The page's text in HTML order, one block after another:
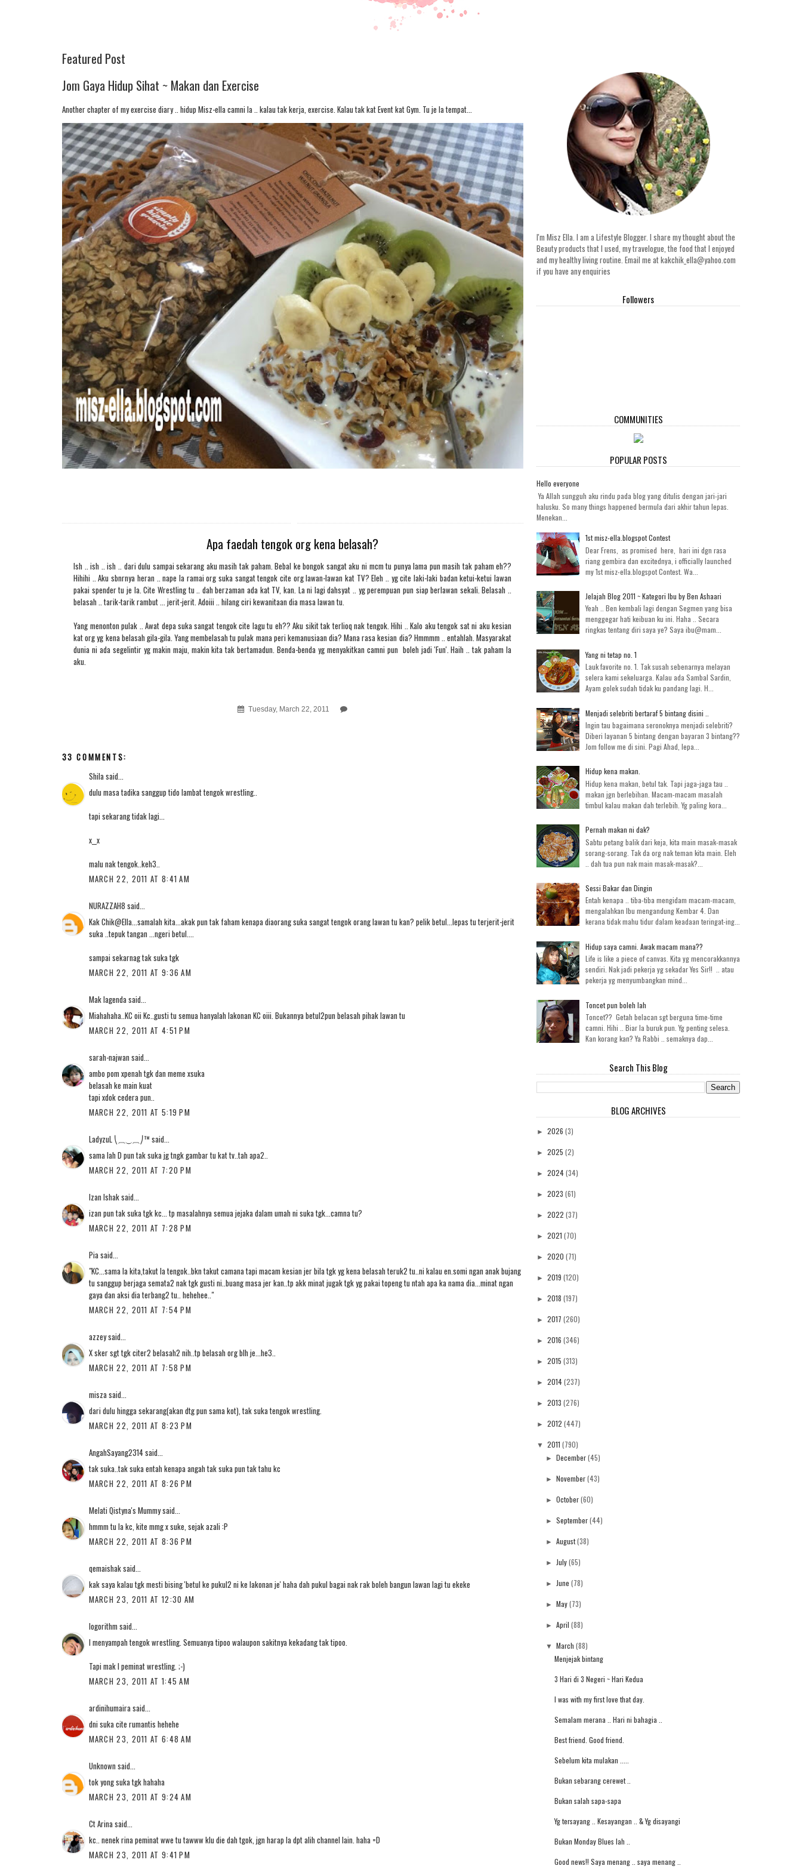
Featured Post
Jom Gaya Hidup Sihat ~ Makan dan Exercise
Another chapter of my exercise diary .. hidup Misz-ella camni la .. kalau tak kerja, exercise. Kalau tak kat Event kat Gym. Tu je la tempat...
Apa faedah tengok org kena belasah?
Ish .. ish .. ish .. dari dulu sampai sekarang aku masih tak paham. Bebal ke bongok sangat aku ni mcm tu punya lama pun masih tak paham eh??
Hihihi .. Aku sbnrnya heran .. nape la ramai org suka sangat tengok cite org lawan-lawan kat TV? Eleh .. yg cite laki-laki badan ketui-ketui lawan
pakai spender tu je la. Cite Wrestling tu .. dah berzaman ada kat TV, kan. La ni lagi dahsyat .. yg perempuan pun siap berlawan sekali. Belasah ..
belasah .. tarik-tarik rambut ... jerit-jerit. Adoiii .. hilang ciri kewanitaan dia masa lawan tu.
Yang menonton pulak .. Awat depa suka sangat tengok cite lagu tu eh?? Aku sikit tak terlioq nak tengok. Hihi .. Kalo aku tengok sat ni aku kesian
kat org yg kena belasah gila-gila. Yang membelasah tu pulak mana peri kemanusiaan dia? Mana rasa kesian dia? Hmmmm .. entahlah. Masyarakat
dunia ni ada segelintir yg makin maju, makin kita tak bertamadun. Benda-benda yg menyakitkan camni pun boleh jadi 'Fun'. Haih .. tak paham la
aku.
Tuesday, March 22, 2011
33 COMMENTS:
Shilasaid...
dulu masa tadika sanggup tido lambat tengok wrestling..
tapi sekarang tidak lagi...
x__x
malu nak tengok..keh3..
MARCH 22, 2011 AT 8:41 AM
NURAZZAH8 said...
Kak Chik@Ella...samalah kita...akak pun tak faham kenapa diaorang suka sangat tengok orang lawan tu kan? pelik betul...lepas tu terjerit-jerit
suka ..tepuk tangan ...ngeri betul....
sampai sekarnag tak suka tgk
MARCH 22, 2011 AT 9:36 AM
Mak lagendasaid...
Miahahaha..KC oii Kc..gusti tu semua hanyalah lakonan KC oiii. Bukannya betul2pun belasah pihak lawan tu
MARCH 22, 2011 AT 4:51 PM
sarah-najwan said...
ambo pom xpenah tgk dan meme xsuka
belasah ke main kuat
tapi xdok cedera pun..
MARCH 22, 2011 AT 5:19 PM
LadyzuL ⎝⏠⏝⏠⎠™ said...
sama lah D pun tak suka jg tngk gambar tu kat tv..tah apa2..
MARCH 22, 2011 AT 7:20 PM
Izan Ishaksaid...
izan pun tak suka tgk kc... tp masalahnya semua jejaka dalam umah ni suka tgk...camna tu?
MARCH 22, 2011 AT 7:28 PM
Piasaid...
"KC...sama la kita,takut la tengok..bkn takut camana tapi macam kesian jer bila tgk yg kena belasah teruk2 tu..ni kalau en.somi ngan anak bujang
tu sanggup berjaga semata2 nak tgk gusti ni..buang masa jer kan..tp akk minat jugak tgk yg pakai topeng tu ntah apa ka nama dia...minat ngan
gaya dan aksi dia terbang2 tu.. hehehee.."
MARCH 22, 2011 AT 7:54 PM
azzeysaid...
X sker sgt tgk citer2 belasah2 nih..tp belasah org blh je...he3..
MARCH 22, 2011 AT 7:58 PM
miszasaid...
dari dulu hingga sekarang(akan dtg pun sama kot), tak suka tengok wrestling.
MARCH 22, 2011 AT 8:23 PM
AngahSayang2314said...
tak suka..tak suka entah kenapa angah tak suka pun tak tahu kc
MARCH 22, 2011 AT 8:26 PM
Melati Qistyna's Mummysaid...
hmmm tu la kc, kite mmg x suke, sejak azali :P
MARCH 22, 2011 AT 8:36 PM
qemaishaksaid...
kak saya kalau tgk mesti bising 'betul ke pukul2 ni ke lakonan je' haha dah pukul bagai nak rak boleh bangun lawan lagi tu ekeke
MARCH 23, 2011 AT 12:30 AM
logorithm said...
I menyampah tengok wrestling. Semuanya tipoo walaupon sakitnya kekadang tak tipoo.
Tapi mak I peminat wrestling. ;-)
MARCH 23, 2011 AT 1:45 AM
ardinihumairasaid...
dni suka cite rumantis hehehe
MARCH 23, 2011 AT 6:48 AM
Unknown said...
tok yong suka tgk hahaha
MARCH 23, 2011 AT 9:24 AM
Ct Arinasaid...
kc.. nenek rina peminat wwe tu tawww klu die dah tgok, jgn harap la dpt alih channel lain. haha =D
MARCH 23, 2011 AT 9:41 PM
I'm Misz Ella. I am a Lifestyle Blogger. I share my thought about the
Beauty products that I used, my travelogue, the food that I enjoyed
and my healthy living routine. Email me at kakchik_ella@yahoo.com
if you have any enquiries
Followers
COMMUNITIES
POPULAR POSTS
Hello everyone
Ya Allah sungguh aku rindu pada blog yang ditulis dengan jari-jari
halusku. So many things happened bermula dari akhir tahun lepas.
Menekan...
1st misz-ella.blogspot Contest
Dear Frens, as promised here, hari ini dgn rasa
riang gembira dan excitednya, i officially launched
my 1st misz-ella.blogspot Contest. Wa...
Jelajah Blog 2011 ~ Kategori Ibu by Ben Ashaari
Yeah .. Ben kembali lagi dengan Segmen yang bisa
menggegar hati keibuan ku ini. Haha .. Secara
ringkas tentang diri saya ye? Saya ibu@mam...
Yang ni tetap no. 1
Lauk favorite no. 1. Tak susah sebenarnya melayan
selera kami sekeluarga. Kalau ada Sambal Sardin,
Ayam golek sudah tidak ku pandang lagi. H...
Menjadi selebriti bertaraf 5 bintang disini ..
Ingin tau bagaimana seronoknya menjadi selebriti?
Diberi layanan 5 bintang dengan bayaran 3 bintang??
Jom follow me di sini. Pagi Ahad, lepa...
Hidup kena makan.
Hidup kena makan, betul tak. Tapi jaga-jaga tau ..
makan jgn berlebihan. Macam-macam masalah
timbul kalau makan dah terlebih. Yg paling kora...
Pernah makan ni dak?
Sabtu petang balik dari keja, kita main masak-masak
sorang-sorang. Tak da org nak teman kita main. Eleh
.. dah tua pun nak main masak-masak?...
Sessi Bakar dan Dingin
Entah kenapa .. tiba-tiba mengidam macam-macam,
mengalahkan Ibu mengandung Kembar 4. Dan
kerana tidak mahu tidur dalam keadaan teringat-ing...
Hidup saya camni. Awak macam mana??
Life is like a piece of canvas. Kita yg mencorakkannya
sendiri. Nak jadi pekerja yg sekadar Yes Sir!! .. atau
pekerja yg menyumbangkan mind...
Toncet pun boleh lah
Toncet?? Getah belacan sgt berguna time-time
camni. Hihi .. Biar la buruk pun. Yg penting selesa.
Kan korang kan? Ya Rabbi .. semaknya dap...
Search This Blog
BLOG ARCHIVES
►2026 (3)
►2025 (2)
►2024(34)
►2023 (61)
►2022 (37)
►2021 (70)
►2020 (71)
►2019 (120)
►2018 (197)
►2017 (260)
►2016 (346)
►2015 (313)
►2014(237)
►2013 (276)
►2012 (447)
▼ 2011 (790)
► December(45)
► November(43)
► October(60)
► September(44)
► August(38)
► July(65)
► June (78)
► May(73)
► April (88)
▼ March (88)
Menjejak bintang
3 Hari di 3 Negeri ~ Hari Kedua
I was with my first love that day.
Semalam merana .. Hari ni bahagia ..
Best friend. Good friend.
Sebelum kita mulakan .....
Bukan sebarang cerewet ..
Bukan salah sapa-sapa
Yg tersayang .. Kesayangan .. & Yg disayangi
Bukan Monday Blues lah ..
Good news!! Saya menang .. saya menang ..